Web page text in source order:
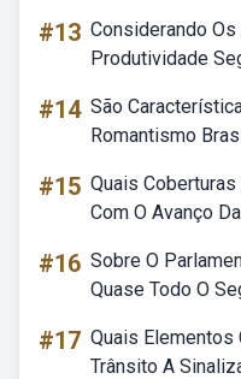
#13 Considerando
Produtividade
#14 São
Romantismo
#15 Quais
Com O Avanço
#16 Sobre O
Quase Todo O
#17 Quais Elementos
Trânsito A